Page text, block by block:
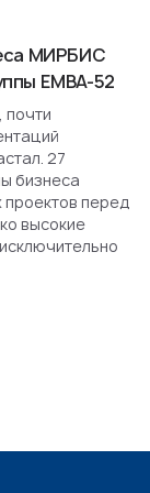
МИРБИС
EMBA-52
почти
27
бизнеса
перед
высокие